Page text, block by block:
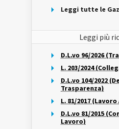
Leggi tutte le
Leggi più
D.L.vo 96/2026
L. 203/2024
D.L.vo 104/2022
Trasparenza)
L. 81/2017
D.L.vo 81/2015
Lavoro)